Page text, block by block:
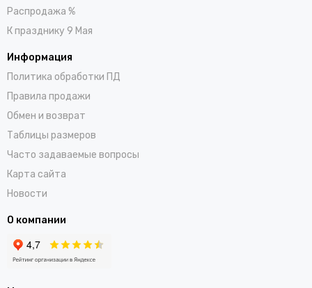
Распродажа %
К празднику 9 Мая
Информация
Политика обработки ПД
Правила продажи
Обмен и возврат
Таблицы размеров
Часто задаваемые вопросы
Карта сайта
Новости
О компании